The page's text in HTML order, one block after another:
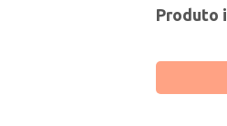
Produto